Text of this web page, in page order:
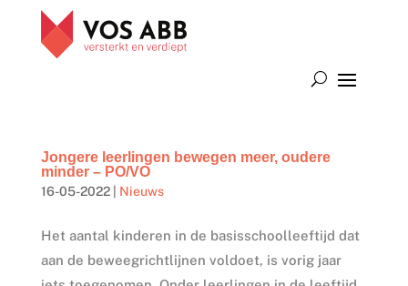
Jongere leerlingen bewegen meer, oudere
minder – PO/VO
16-05-2022| Nieuws
Het aantal kinderen in de basisschoolleeftijd dat
aan de beweegrichtlijnen voldoet, is vorig jaar